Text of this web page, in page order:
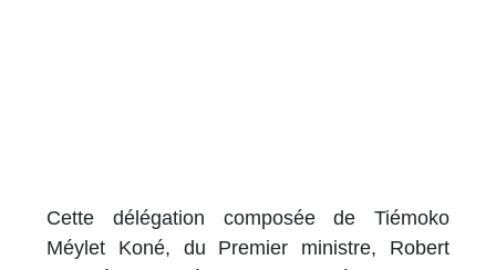
Cette délégation composée de Tiémoko
Méylet Koné, du Premier ministre, Robert